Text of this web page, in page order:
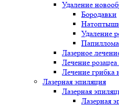
Удаление
Бородавки
Удаление
Папиллома
Лазерное
Лечение розацеа
Лечение грибка
Лазерная эпиляция
Лазерная
Лазерная